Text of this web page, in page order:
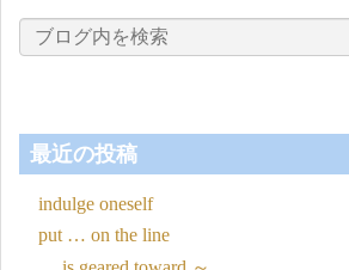
最近の投稿
indulge oneself
put … on the line